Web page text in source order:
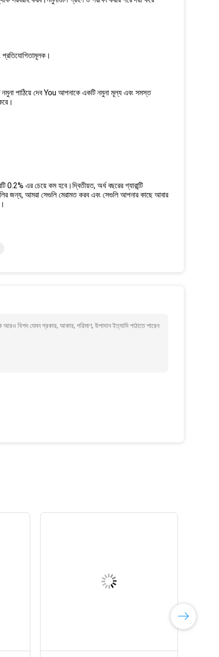
প্রতিযোগিতামূলক।
পাঠিয়ে দেব You আপনাকে একটি নমুনা মূল্য এবং সমস্ত
এর চেয়ে কম হবে।দ্বিতীয়ত, অর্ধ বছরের গ্যারান্টি
জন্য, আমরা সেগুলি মেরামত করব এবং সেগুলি আপনার কাছে আবার
বিশদ যেমন প্রকার, আকার, পরিমাণ, উপাদান ইত্যাদি পাঠাতে পারেন